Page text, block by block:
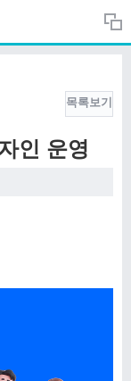
목록보기
인 운영